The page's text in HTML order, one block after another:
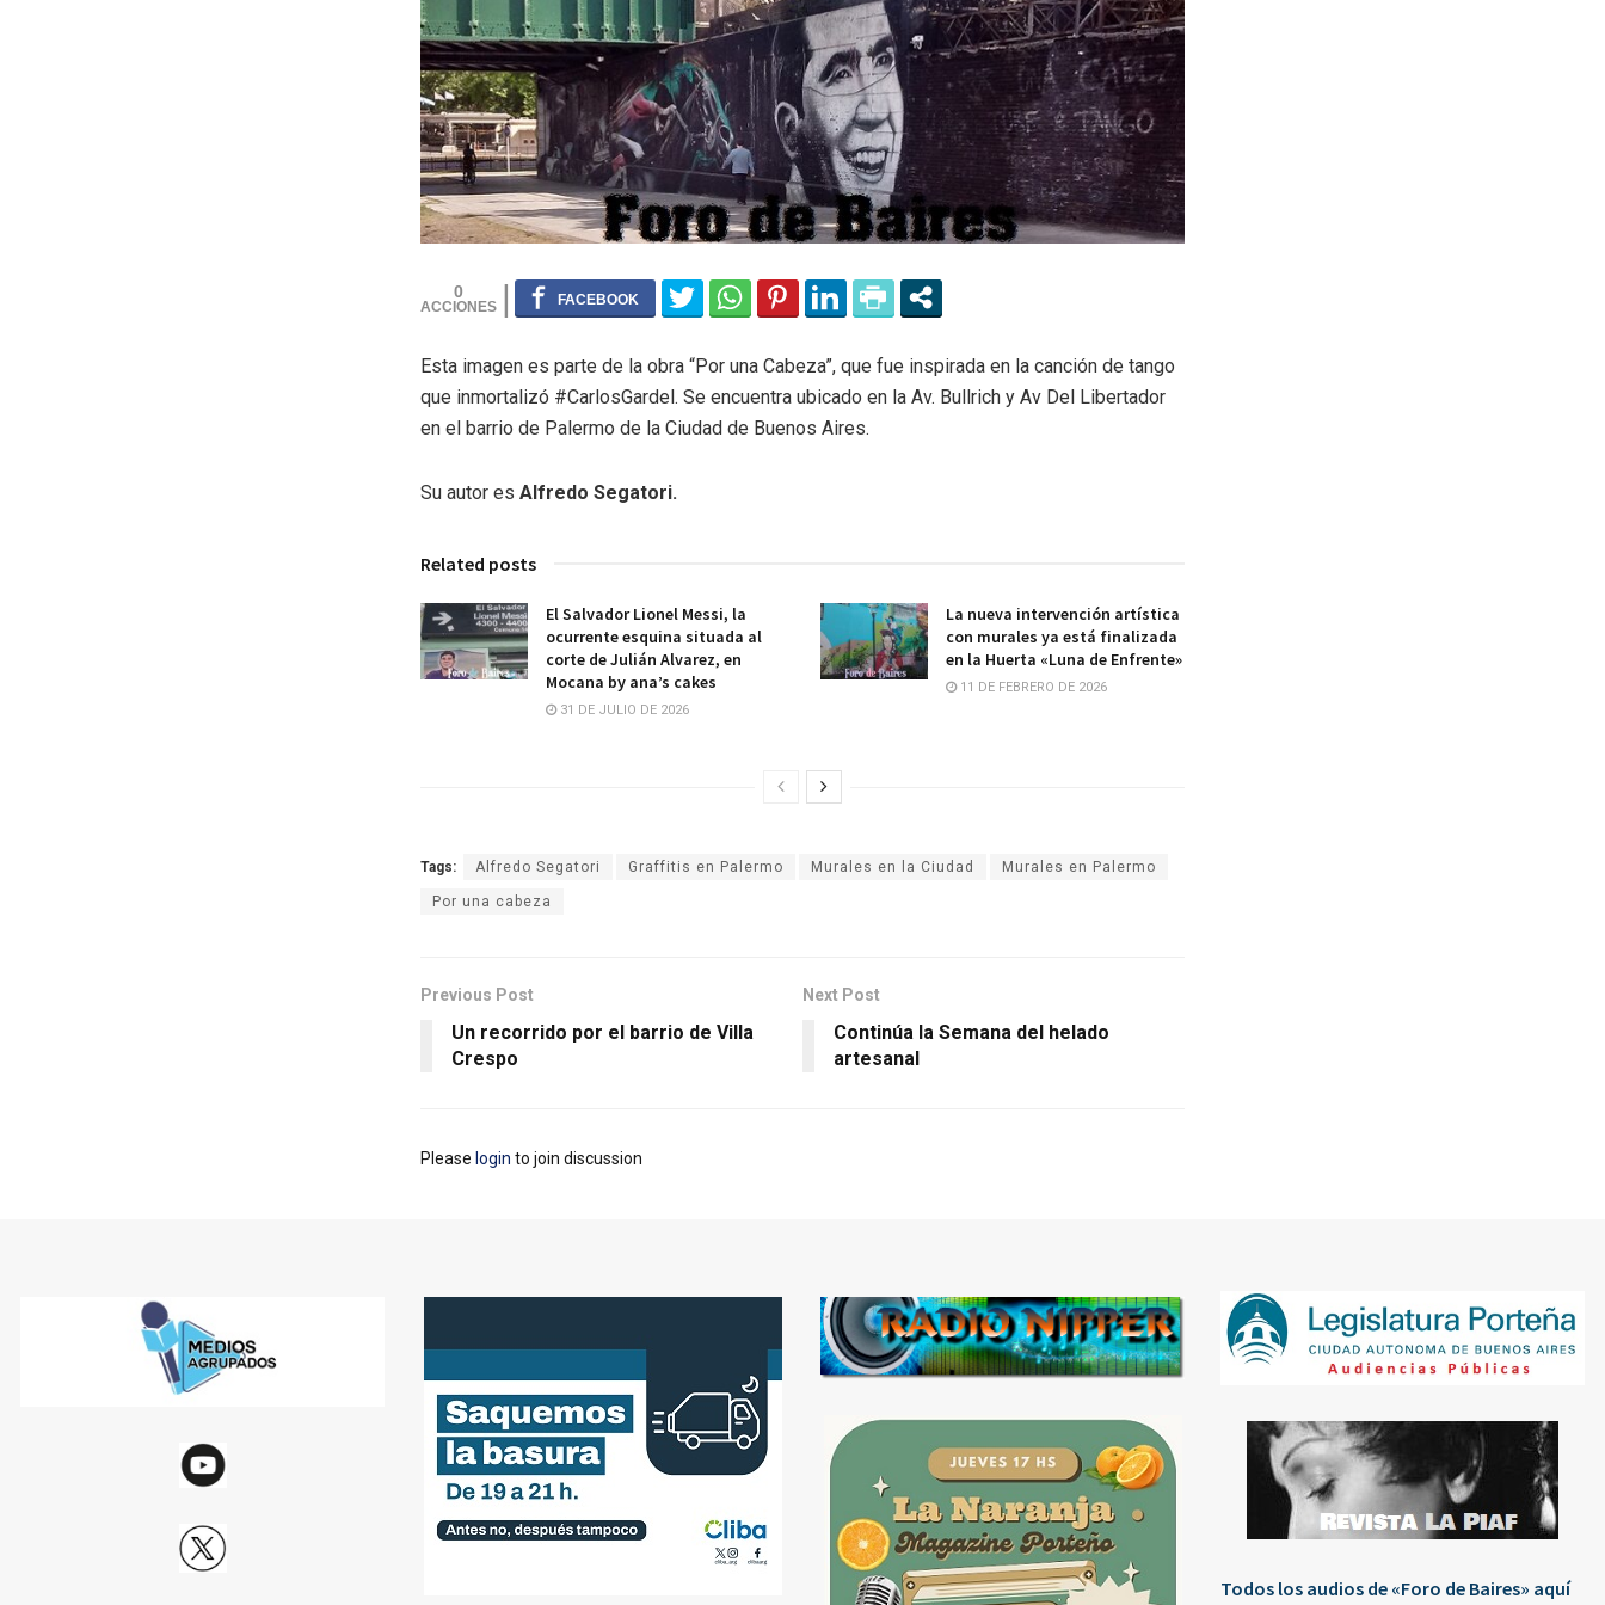
0
Esta imagen es parte de la obra “Por una Cabeza”, que fue inspirada en la canción de tango
que inmortalizó #CarlosGardel. Se encuentra ubicado en la Av. Bullrich y Av Del Libertador
en el barrio de Palermo de la Ciudad de Buenos Aires.
Su autor es Alfredo Segatori.
Related posts
El Salvador Lionel Messi, la
ocurrente esquina situada al
corte de Julián Alvarez, en
Mocana by ana’s cakes
31 DE JULIO DE 2026
La nueva intervención artística
con murales ya está finalizada
en la Huerta «Luna de Enfrente»
11 DE FEBRERO DE 2026
Tags: Alfredo Segatori Graffitis en Palermo Murales en la Ciudad Murales en Palermo
Por una cabeza
Previous Post
Un recorrido por el barrio de Villa
Crespo
Next Post
Continúa la Semana del helado
artesanal
Please login to join discussion
Todos los audios de «Foro de Baires» aquí